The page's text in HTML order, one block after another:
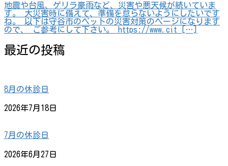
地震や台風、ゲリラ豪雨など、災害や悪天候が続いていま
す。 大災害時に備えて、準備を怠らないようにしたいです
ね。 以下は守谷市のペットの災害対策のページになります
ので、 ご参考にして下さい。 https://www.cit […]
最近の投稿
8月の休診日
2026年7月18日
7月の休診日
2026年6月27日